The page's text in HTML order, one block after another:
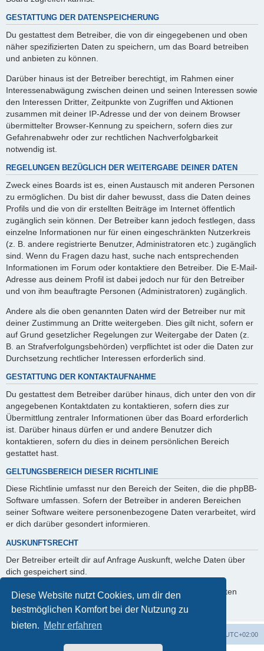
Diese Website nutzt Cookies, um dir den
bestmöglichen Komfort bei der Nutzung zu
bieten. Mehr erfahren
GESTATTUNG DER DATENSPEICHERUNG
Du gestattest dem Betreiber, die von dir eingegebenen und oben
näher spezifizierten Daten zu speichern, um das Board betreiben
und anbieten zu können.
Darüber hinaus ist der Betreiber berechtigt, im Rahmen einer
Interessenabwägung zwischen deinen und seinen Interessen sowie
den Interessen Dritter, Zeitpunkte von Zugriffen und Aktionen
zusammen mit deiner IP-Adresse und der von deinem Browser
übermittelter Browser-Kennung zu speichern, sofern dies zur
Gefahrenabwehr oder zur rechtlichen Nachverfolgbarkeit
notwendig ist.
REGELUNGEN BEZÜGLICH DER WEITERGABE DEINER DATEN
Zweck eines Boards ist es, einen Austausch mit anderen Personen
zu ermöglichen. Du bist dir daher bewusst, dass die Daten deines
Profils und die von dir erstellten Beiträge im Internet öffentlich
zugänglich sein können. Der Betreiber kann jedoch festlegen, dass
einzelne Informationen nur für einen eingeschränkten Nutzerkreis
(z. B. andere registrierte Benutzer, Administratoren etc.) zugänglich
sind. Wenn du Fragen dazu hast, suche nach entsprechenden
Informationen im Forum oder kontaktiere den Betreiber. Die E-Mail-
Adresse aus deinem Profil ist dabei jedoch nur für den Betreiber
und von ihm beauftragte Personen (Administratoren) zugänglich.
Andere als die oben genannten Daten wird der Betreiber nur mit
deiner Zustimmung an Dritte weitergeben. Dies gilt nicht, sofern er
auf Grund gesetzlicher Regelungen zur Weitergabe der Daten (z.
B. an Strafverfolgungsbehörden) verpflichtet ist oder die Daten zur
Durchsetzung rechtlicher Interessen erforderlich sind.
GESTATTUNG DER KONTAKTAUFNAHME
Du gestattest dem Betreiber darüber hinaus, dich unter den von dir
angegebenen Kontaktdaten zu kontaktieren, sofern dies zur
Übermittlung zentraler Informationen über das Board erforderlich
ist. Darüber hinaus dürfen er und andere Benutzer dich
kontaktieren, sofern du dies in deinem persönlichen Bereich
gestattet hast.
GELTUNGSBEREICH DIESER RICHTLINIE
Diese Richtlinie umfasst nur den Bereich der Seiten, die die phpBB-
Software umfassen. Sofern der Betreiber in anderen Bereichen
seiner Software weitere personenbezogene Daten verarbeitet, wird
er dich darüber gesondert informieren.
AUSKUNFTSRECHT
Der Betreiber erteilt dir auf Anfrage Auskunft, welche Daten über
dich gespeichert sind.
Du kannst jederzeit die Löschung bzw. Sperrung deiner Daten
verlangen. Kontaktiere hierzu bitte den Betreiber.
UTC+02:00